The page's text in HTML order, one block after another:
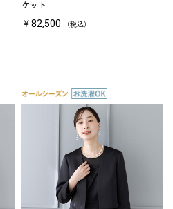
ケット
￥82,500 （税込）